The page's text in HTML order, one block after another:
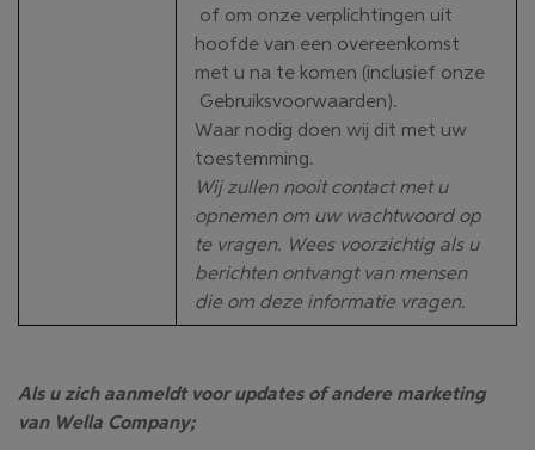
of om onze verplichtingen uit
hoofde van een overeenkomst
met u na te komen (inclusief onze
Gebruiksvoorwaarden).
Waar nodig doen wij dit met uw
toestemming.
Wij zullen nooit contact met u
opnemen om uw wachtwoord op
te vragen. Wees voorzichtig als u
berichten ontvangt van mensen
die om deze informatie vragen.
Als u zich aanmeldt voor updates of andere marketing
van Wella Company;